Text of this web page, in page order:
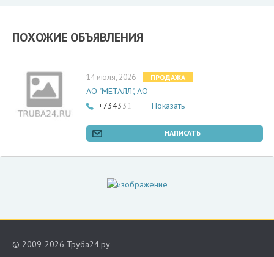
ПОХОЖИЕ ОБЪЯВЛЕНИЯ
14 июля, 2026 ПРОДАЖА
АО "МЕТАЛЛ", АО
+73433182756Показать
НАПИСАТЬ
© 2009-2026 Труба24.ру